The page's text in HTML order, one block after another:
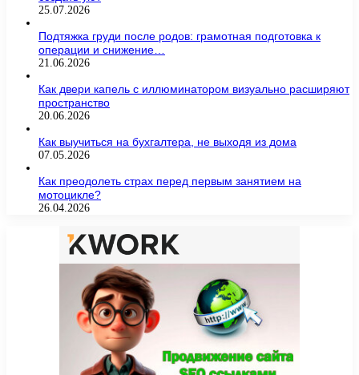
25.07.2026
Подтяжка груди после родов: грамотная подготовка к
операции и снижение…
21.06.2026
Как двери капель с иллюминатором визуально расширяют
пространство
20.06.2026
Как выучиться на бухгалтера, не выходя из дома
07.05.2026
Как преодолеть страх перед первым занятием на
мотоцикле?
26.04.2026